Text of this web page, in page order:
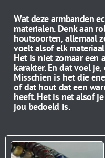
Wat deze armbanden
materialen. Denk aan
houtsoorten, allemaal
voelt alsof elk
Het is niet zomaar een
karakter.En dat voel je,
Misschien is het die
of dat hout dat een
heeft. Het is net alsof
jou bedoeld is.